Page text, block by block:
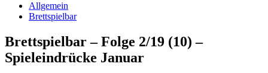
Allgemein
Brettspielbar
Brettspielbar – Folge 2/19 (10) –
Spieleindrücke Januar